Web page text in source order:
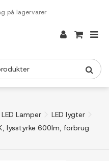
på lagervarer
LED Lamper
LED lygter
lysstyrke 600lm, forbrug